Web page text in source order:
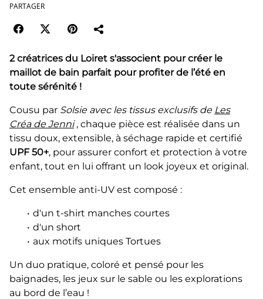
PARTAGER
2 créatrices du Loiret s'associent pour créer le
maillot de bain parfait pour profiter de l’été en
toute sérénité !
Cousu par Solsie avec les tissus exclusifs de Les
Créa de Jenni, chaque pièce est réalisée dans un
tissu doux, extensible, à séchage rapide et certifié
UPF 50+, pour assurer confort et protection à votre
enfant, tout en lui offrant un look joyeux et original.
Cet ensemble anti-UV est composé :
d'un t-shirt manches courtes
d'un short
aux motifs uniques Tortues
Un duo pratique, coloré et pensé pour les
baignades, les jeux sur le sable ou les explorations
au bord de l’eau !